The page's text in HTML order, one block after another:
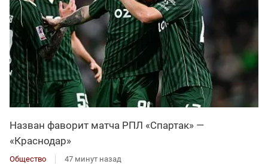
Назван фаворит матча РПЛ «Спартак» —
«Краснодар»
Общество 47 минут назад